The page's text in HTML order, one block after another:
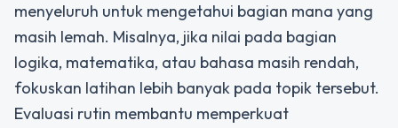
menyeluruh untuk mengetahui bagian mana yang
masih lemah. Misalnya, jika nilai pada bagian
logika, matematika, atau bahasa masih rendah,
fokuskan latihan lebih banyak pada topik tersebut.
Evaluasi rutin membantu memperkuat